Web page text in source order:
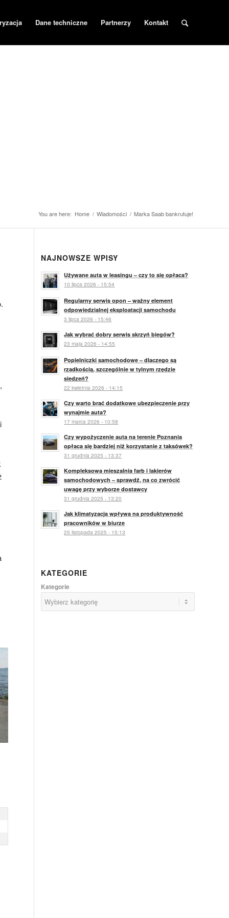
Dane techniczne Partnerzy Kontakt
You are here: Home / Wiadomości / Marka Saab bankrutuje!
NAJNOWSZE WPISY
Używane auta w leasingu – czy to się opłaca?
10 lipca 2026 - 15:54
Regularny serwis opon – ważny element
odpowiedzialnej eksploatacji samochodu
3 lipca 2026 - 15:46
Jak wybrać dobry serwis skrzyń biegów?
23 maja 2026 - 14:55
Popielniczki samochodowe – dlaczego są
rzadkością, szczególnie w tylnym rzędzie
siedzeń?
22 kwietnia 2026 - 14:15
Czy warto brać dodatkowe ubezpieczenie przy
wynajmie auta?
17 marca 2026 - 10:58
Czy wypożyczenie auta na terenie Poznania
opłaca się bardziej niż korzystanie z taksówek?
31 grudnia 2025 - 13:37
Kompleksowa mieszalnia farb i lakierów
samochodowych – sprawdź, na co zwrócić
uwagę przy wyborze dostawcy
31 grudnia 2025 - 13:20
Jak klimatyzacja wpływa na produktywność
pracowników w biurze
25 listopada 2025 - 15:13
KATEGORIE
Kategorie